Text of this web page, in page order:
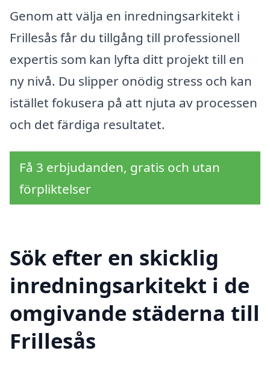
Genom att välja en inredningsarkitekt i
Frillesås får du tillgång till professionell
expertis som kan lyfta ditt projekt till en
ny nivå. Du slipper onödig stress och kan
istället fokusera på att njuta av processen
och det färdiga resultatet.
Få 3 erbjudanden, gratis och utan
förpliktelser
Sök efter en skicklig
inredningsarkitekt i de
omgivande städerna till
Frillesås